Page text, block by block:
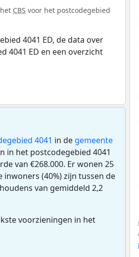
CBS voor het postcodegebied
4041 ED, de data over
4041 ED en een overzicht
4041 in de gemeente
in het postcodegebied 4041
van €268.000. Er wonen 25
inwoners (40%) zijn tussen de
van gemiddeld 2,2
voorzieningen in het